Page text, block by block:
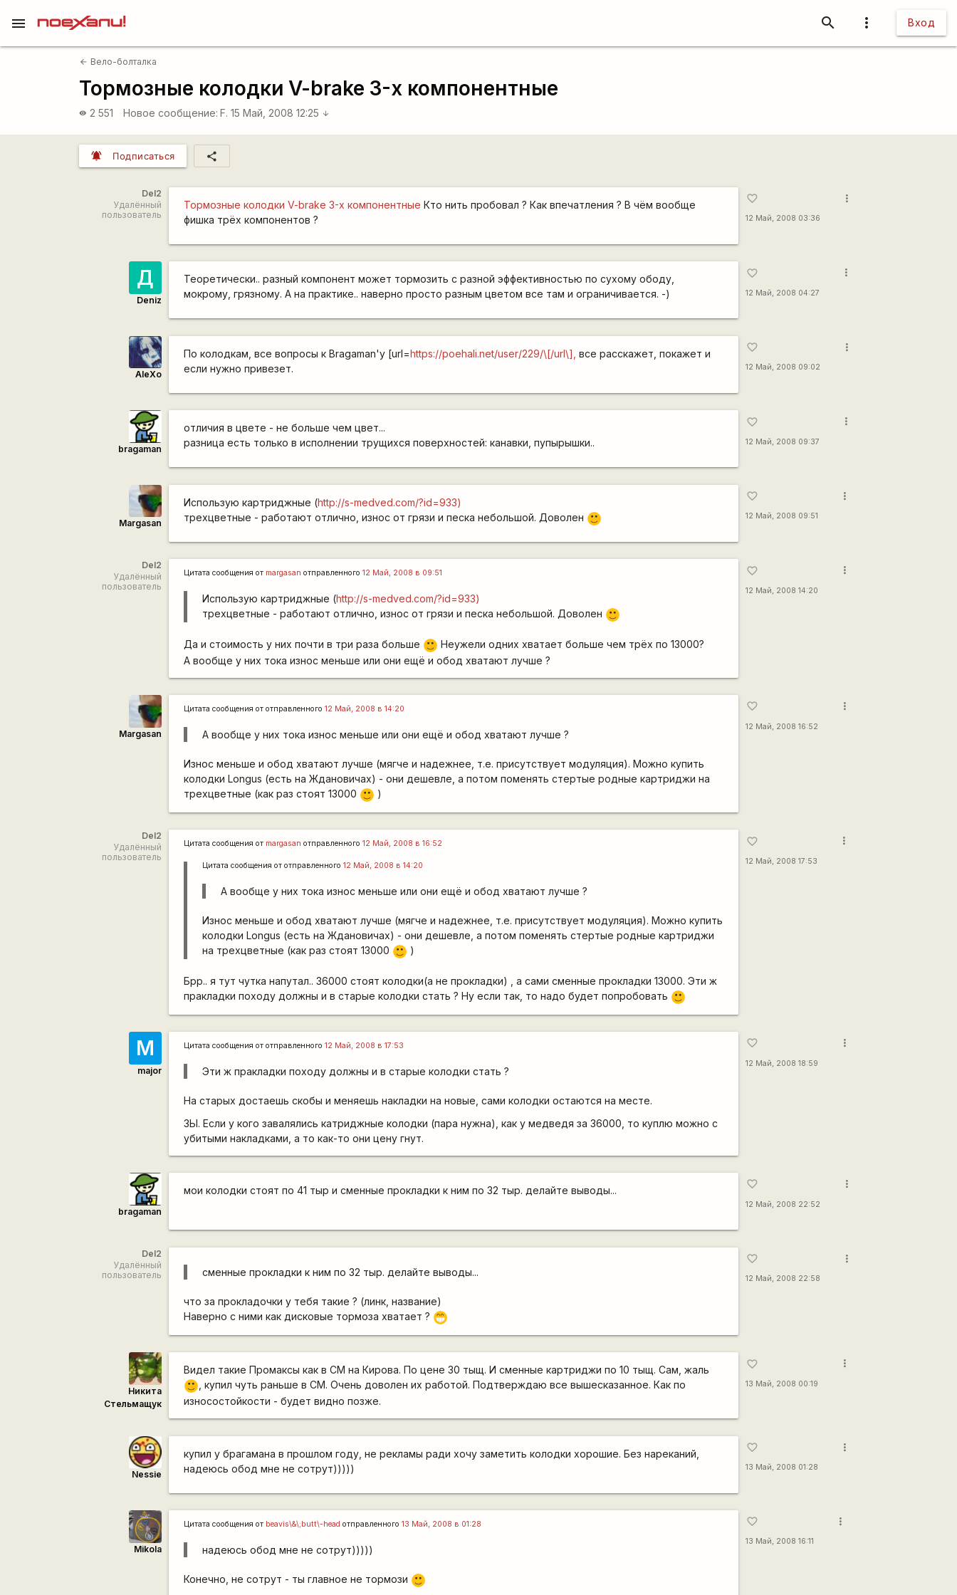
more_vert Вход
search
menu
arrow_back Вело-болталка
Тормозные колодки V-brake 3-х компонентные
visibility 2 551 Новое сообщение: F. 15 Май, 2008 12:25 arrow_downward
notifications_active Подписаться share
Del2
Удалённый
пользователь
Тормозные колодки V-brake 3-х компонентныеКто нить пробовал ? Как впечатления ? В чём вообще
фишка трёх компонентов ?
favorite_border
12 Май, 2008 03:36
more_vert
Д
Deniz
Теоретически.. разный компонент может тормозить с разной эффективностью по сухому ободу,
мокрому, грязному. А на практике.. наверно просто разным цветом все там и ограничивается. -)
favorite_border
12 Май, 2008 04:27
more_vert
AleXo
По колодкам, все вопросы к Bragaman'у [url=https://poehali.net/user/229/\[/url\], все расскажет, покажет и
если нужно привезет.
favorite_border
12 Май, 2008 09:02
more_vert
bragaman
отличия в цвете - не больше чем цвет...
разница есть только в исполнении трущихся поверхностей: канавки, пупырышки..
favorite_border
12 Май, 2008 09:37
more_vert
Margasan
Использую картриджные (http://s-medved.com/?id=933)
трехцветные - работают отлично, износ от грязи и песка небольшой. Доволен
:)
favorite_border
12 Май, 2008 09:51
more_vert
Del2
Удалённый
пользователь
Цитата сообщения от margasan отправленного12 Май, 2008 в 09:51
Использую картриджные (http://s-medved.com/?id=933)
трехцветные - работают отлично, износ от грязи и песка небольшой. Доволен
:)
Да и стоимость у них почти в три раза больше :) Неужели одних хватает больше чем трёх по 13000?
А вообще у них тока износ меньше или они ещё и обод хватают лучше ?
favorite_border
12 Май, 2008 14:20
more_vert
Margasan
Цитата сообщения ототправленного12 Май, 2008 в 14:20
А вообще у них тока износ меньше или они ещё и обод хватают лучше ?
Износ меньше и обод хватают лучше (мягче и надежнее, т.е. присутствует модуляция). Можно купить
колодки Longus (есть на Ждановичах) - они дешевле, а потом поменять стертые родные картриджи на
трехцветные (как раз стоят 13000
:) )
favorite_border
12 Май, 2008 16:52
more_vert
Del2
Удалённый
пользователь
Цитата сообщения от margasan отправленного12 Май, 2008 в 16:52
Цитата сообщения ототправленного12 Май, 2008 в 14:20
А вообще у них тока износ меньше или они ещё и обод хватают лучше ?
Износ меньше и обод хватают лучше (мягче и надежнее, т.е. присутствует модуляция). Можно купить
колодки Longus (есть на Ждановичах) - они дешевле, а потом поменять стертые родные картриджи
на трехцветные (как раз стоят 13000
:) )
Брр.. я тут чутка напутал.. 36000 стоят колодки(а не прокладки) , а сами сменные прокладки 13000. Эти ж
пракладки походу должны и в старые колодки стать ? Ну если так, то надо будет попробовать
:)
favorite_border
12 Май, 2008 17:53
more_vert
M
major
Цитата сообщения ототправленного12 Май, 2008 в 17:53
Эти ж пракладки походу должны и в старые колодки стать ?
На старых достаешь скобы и меняешь накладки на новые, сами колодки остаются на месте.
ЗЫ. Если у кого завалялись катриджные колодки (пара нужна), как у медведя за 36000, то куплю можно с
убитыми накладками, а то как-то они цену гнут.
favorite_border
12 Май, 2008 18:59
more_vert
bragaman
мои колодки стоят по 41 тыр и сменные прокладки к ним по 32 тыр. делайте выводы...
favorite_border
12 Май, 2008 22:52
more_vert
Del2
Удалённый
пользователь
сменные прокладки к ним по 32 тыр. делайте выводы...
что за прокладочки у тебя такие ? (линк, название)
Наверно с ними как дисковые тормоза хватает ? ;D
favorite_border
12 Май, 2008 22:58
more_vert
Никита
Стельмащук
Видел такие Промаксы как в СМ на Кирова. По цене 30 тыщ. И сменные картриджи по 10 тыщ. Сам, жаль
:) , купил чуть раньше в СМ. Очень доволен их работой. Подтверждаю все вышесказанное. Как по
износостойкости - будет видно позже.
favorite_border
13 Май, 2008 00:19
more_vert
Nessie
купил у брагамана в прошлом году, не рекламы ради хочу заметить колодки хорошие. Без нареканий,
надеюсь обод мне не сотрут)))))
favorite_border
13 Май, 2008 01:28
more_vert
Mikola
Цитата сообщения от beavis\&\;butt\-head отправленного13 Май, 2008 в 01:28
надеюсь обод мне не сотрут)))))
Конечно, не сотрут - ты главное не тормози :)
favorite_border
13 Май, 2008 16:11
more_vert